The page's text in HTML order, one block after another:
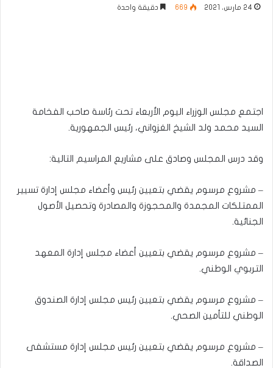
24 مارس، 2021 669 دقيقة واحدة
اجتمع مجلس الوزراء اليوم الأربعاء تحت رئاسة صاحب الفخامة
السيد محمد ولد الشيخ الغزواني، رئيس الجمهورية.
وقد درس المجلس وصادق على مشاريع المراسيم التالية:
– مشروع مرسوم يقضي بتعيين رئيس وأعضاء مجلس إدارة تسيير
الممتلكات المجمدة والمحجوزة والمصادرة وتحصيل الأصول
الجنائية.
– مشروع مرسوم يقضي بتعيين أعضاء مجلس إدارة المعهد
التربوي الوطني.
– مشروع مرسوم يقضي بتعيين رئيس مجلس إدارة الصندوق
الوطني للتأمين الصحي.
– مشروع مرسوم يقضي بتعيين رئيس مجلس إدارة مستشفى
الصداقة.